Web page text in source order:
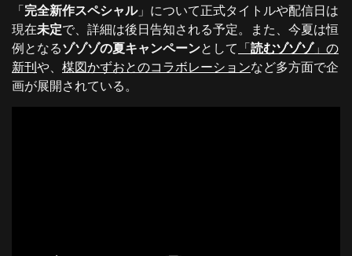
「完全新作スペシャル」について正式タイトルや配信日は
現在未定で、詳細は後日告知される予定。また、今夏は恒
例となるゾゾゾの夏キャンペーンとして 「読むゾゾゾ」の
新刊や、 楳図かずおとのコラボレーションなど多方面で企
画が展開されている。